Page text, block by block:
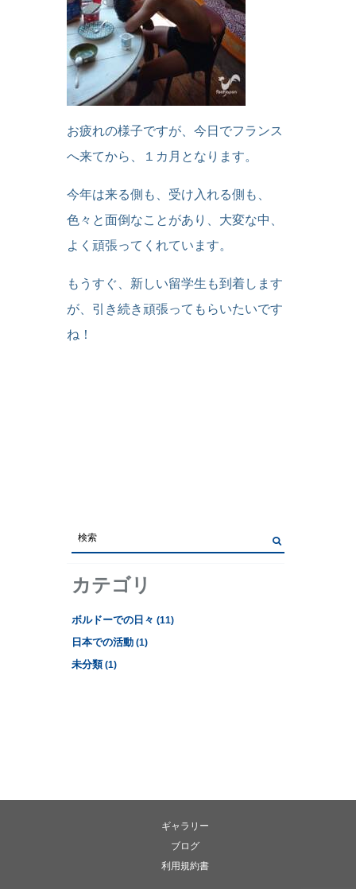
お疲れの様子ですが、今日でフランス
へ来てから、１カ月となります。
今年は来る側も、受け入れる側も、
色々と面倒なことがあり、大変な中、
よく頑張ってくれています。
もうすぐ、新しい留学生も到着します
が、引き続き頑張ってもらいたいです
ね！
カテゴリ
ボルドーでの日々 (11)
日本での活動 (1)
未分類(1)
ギャラリー
ブログ
利用規約書